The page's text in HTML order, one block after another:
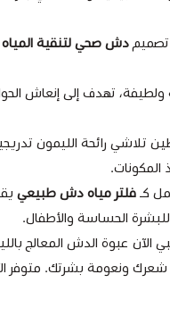
تصميم دش صحي لتنقية المياه
ولطيفة، تهدف إلى إنعاش
تلاشي رائحة الليمون
المكونات.
كـ فلتر مياه دش طبيعي
للبشرة الحساسة والأطفال.
الآن عبوة الدش المعالج
شعرك ونعومة بشرتك. متوفر